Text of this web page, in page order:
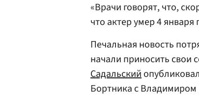
«Врачи говорят, что,
что актер умер 4
Печальная новость
начали приносить свои
Садальский
Бортника с